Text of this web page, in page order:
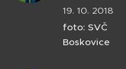
19. 10. 2018
foto: SVČ
Boskovice